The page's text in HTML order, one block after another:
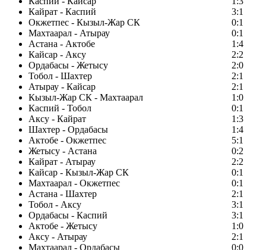
Кайрат - Каспий
3:1
Окжетпес - Кызыл-Жар СК
0:1
Махтаарал - Атырау
0:1
Астана - Актобе
1:4
Кайсар - Аксу
2:2
Ордабасы - Жетысу
2:0
Тобол - Шахтер
2:1
Атырау - Кайсар
2:1
Кызыл-Жар СК - Махтаарал
1:0
Каспий - Тобол
0:1
Аксу - Кайрат
1:3
Шахтер - Ордабасы
1:4
Актобе - Окжетпес
5:1
Жетысу - Астана
0:2
Кайрат - Атырау
2:2
Кайсар - Кызыл-Жар СК
0:1
Махтаарал - Окжетпес
0:1
Астана - Шахтер
2:1
Тобол - Аксу
3:1
Ордабасы - Каспий
3:1
Актобе - Жетысу
1:0
Аксу - Атырау
2:1
Махтаарал - Ордабасы
0:0